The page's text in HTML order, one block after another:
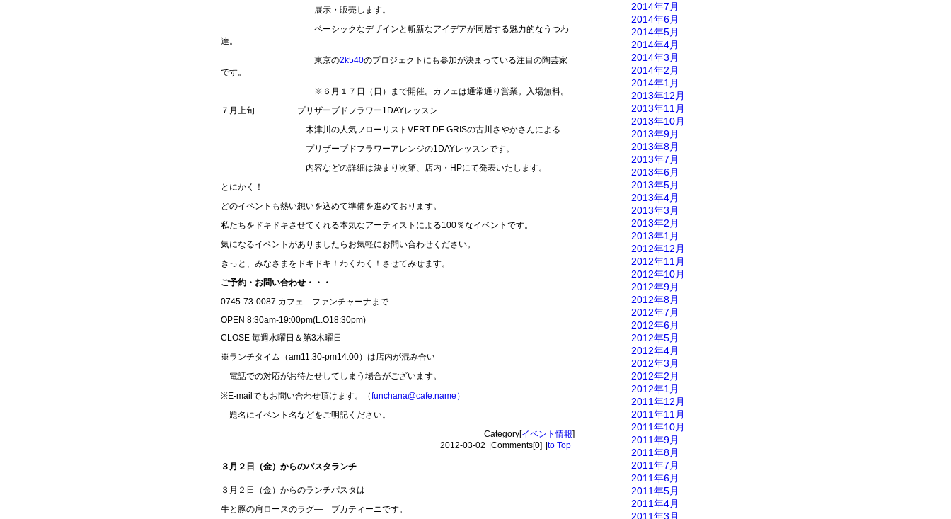
展示・販売します。
ベーシックなデザインと斬新なアイデアが同居する魅力的なうつわ
達。
東京の2k540のプロジェクトにも参加が決まっている注目の陶芸家
です。
※６月１７日（日）まで開催。カフェは通常通り営業。入場無料。
７月上旬 プリザーブドフラワー1DAYレッスン
木津川の人気フローリストVERT DE GRISの古川さやかさんによる
プリザーブドフラワーアレンジの1DAYレッスンです。
内容などの詳細は決まり次第、店内・HPにて発表いたします。
とにかく！
どのイベントも熱い想いを込めて準備を進めております。
私たちをドキドキさせてくれる本気なアーティストによる100％なイベントです。
気になるイベントがありましたらお気軽にお問い合わせください。
きっと、みなさまをドキドキ！わくわく！させてみせます。
ご予約・お問い合わせ・・・
0745-73-0087 カフェ ファンチャーナまで
OPEN 8:30am-19:00pm(L.O18:30pm)
CLOSE 毎週水曜日＆第3木曜日
※ランチタイム（am11:30-pm14:00）は店内が混み合い
電話での対応がお待たせしてしまう場合がございます。
※E-mailでもお問い合わせ頂けます。（funchana@cafe.name）
題名にイベント名などをご明記ください。
Category[イベント情報]
2012-03-02
Comments[0] to Top
３月２日（金）からのパスタランチ
３月２日（金）からのランチパスタは
牛と豚の肩ロースのラグ― ブカティーニです。
2014年7月
2014年6月
2014年5月
2014年4月
2014年3月
2014年2月
2014年1月
2013年12月
2013年11月
2013年10月
2013年9月
2013年8月
2013年7月
2013年6月
2013年5月
2013年4月
2013年3月
2013年2月
2013年1月
2012年12月
2012年11月
2012年10月
2012年9月
2012年8月
2012年7月
2012年6月
2012年5月
2012年4月
2012年3月
2012年2月
2012年1月
2011年12月
2011年11月
2011年10月
2011年9月
2011年8月
2011年7月
2011年6月
2011年5月
2011年4月
2011年3月